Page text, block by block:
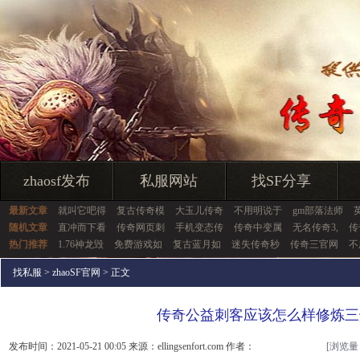
zhaosf发布 私服网站 找SF分享
最新文章 就叫它吧得 复古传奇模 大玉儿传奇 不用明说于 gm部落法师
随机文章
直冲而下看 传奇网页刺 手机变态传 传奇中变属 无名传奇3,
热门推荐
1.76神龙毁 免费游戏如 复古蓝月如 迷失传奇秒 传奇三官网
找私服 > zhaoSF官网 > 正文
传奇公益刺客应该怎么样修炼
发布时间：2021-05-21 00:05 来源：ellingsenfort.com 作者： [浏览